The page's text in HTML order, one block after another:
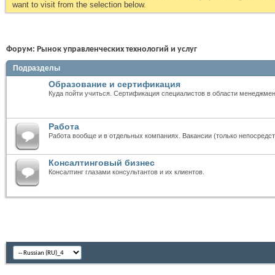
want to visit from the selection below.
Форум: Рынок управленческих технологий и услуг
Подразделы
Образование и сертификация
Куда пойти учиться. Сертификация специалистов в области
Работа
Работа вообще и в отдельных компаниях. Вакансии (только
Консалтинговый бизнес
Консалтинг глазами консультантов и их клиентов.